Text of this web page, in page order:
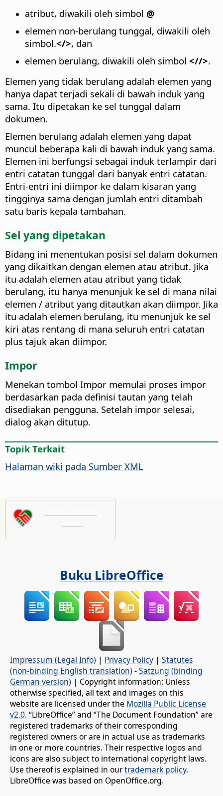
atribut, diwakili oleh simbol @
elemen non-berulang tunggal, diwakili oleh
simbol.</>, dan
elemen berulang, diwakili oleh simbol <//>.
Elemen yang tidak berulang adalah elemen yang
hanya dapat terjadi sekali di bawah induk yang
sama. Itu dipetakan ke sel tunggal dalam
dokumen.
Elemen berulang adalah elemen yang dapat
muncul beberapa kali di bawah induk yang sama.
Elemen ini berfungsi sebagai induk terlampir dari
entri catatan tunggal dari banyak entri catatan.
Entri-entri ini diimpor ke dalam kisaran yang
tingginya sama dengan jumlah entri ditambah
satu baris kepala tambahan.
Sel yang dipetakan
Bidang ini menentukan posisi sel dalam dokumen
yang dikaitkan dengan elemen atau atribut. Jika
itu adalah elemen atau atribut yang tidak
berulang, itu hanya menunjuk ke sel di mana nilai
elemen / atribut yang ditautkan akan diimpor. Jika
itu adalah elemen berulang, itu menunjuk ke sel
kiri atas rentang di mana seluruh entri catatan
plus tajuk akan diimpor.
Impor
Menekan tombol Impor memulai proses impor
berdasarkan pada definisi tautan yang telah
disediakan pengguna. Setelah impor selesai,
dialog akan ditutup.
Topik Terkait
Halaman wiki pada Sumber XML
Buku LibreOffice
Impressum (Legal Info) | Privacy Policy | Statutes
(non-binding English translation) -Satzung (binding
German version) | Copyright information: Unless
otherwise specified, all text and images on this
website are licensed under the Mozilla Public License
v2.0. “LibreOffice” and “The Document Foundation” are
registered trademarks of their corresponding
registered owners or are in actual use as trademarks
in one or more countries. Their respective logos and
icons are also subject to international copyright laws.
Use thereof is explained in ourtrademark policy.
LibreOffice was based on OpenOffice.org.